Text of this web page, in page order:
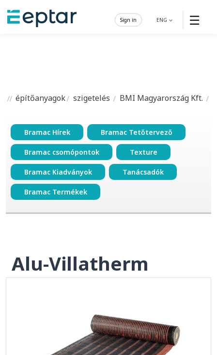
☰
ENG
Sign in
építőanyagok szigetelés BMI Magyarország Kft.
Bramac Hírek Bramac Tetőtervező
Bramac csomópontok Texture
Bramac Kiadványok Tanácsadók
Bramac Termékek
Alu-Villatherm